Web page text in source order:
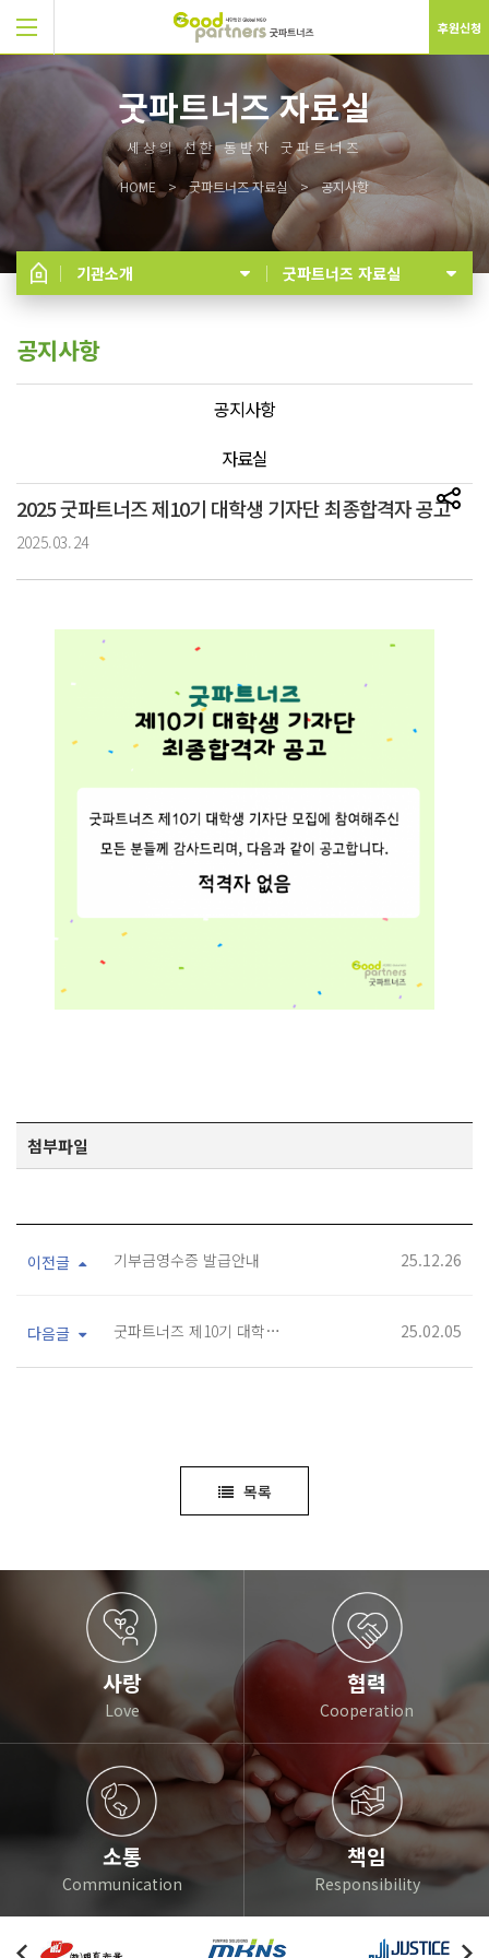
후원신청
굿파트너즈 자료실
세상의 선한 동반자 굿파트너즈
HOME 굿파트너즈 자료실 공지사항
기관소개 굿파트너즈 자료실
공지사항
공지사항
자료실
2025 굿파트너즈 제10기 대학생 기자단 최종합격자 공고
2025.03.24
첨부파일
이전글 기부금영수증 발급안내 25.12.26
다음글 굿파트너즈 제10기 대학생 기자단 모집 25.02.05
목록
사랑
Love
협력
Cooperation
소통
Communication
책임
Responsibility